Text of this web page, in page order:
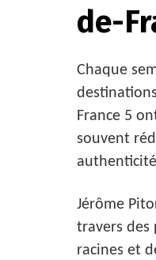
de-
Chaque
France 5
souvent
Jérôme
travers des
racines et